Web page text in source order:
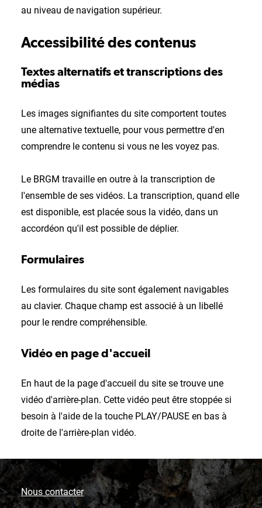
au niveau de navigation supérieur.
Accessibilité des contenus
Textes alternatifs et transcriptions des
médias
Les images signifiantes du site comportent toutes
une alternative textuelle, pour vous permettre d'en
comprendre le contenu si vous ne les voyez pas.
Le BRGM travaille en outre à la transcription de
l'ensemble de ses vidéos. La transcription, quand elle
est disponible, est placée sous la vidéo, dans un
accordéon qu'il est possible de déplier.
Formulaires
Les formulaires du site sont également navigables
au clavier. Chaque champ est associé à un libellé
pour le rendre compréhensible.
Vidéo en page d'accueil
En haut de la page d'accueil du site se trouve une
vidéo d'arrière-plan. Cette vidéo peut être stoppée si
besoin à l'aide de la touche PLAY/PAUSE en bas à
droite de l'arrière-plan vidéo.
Nous contacter